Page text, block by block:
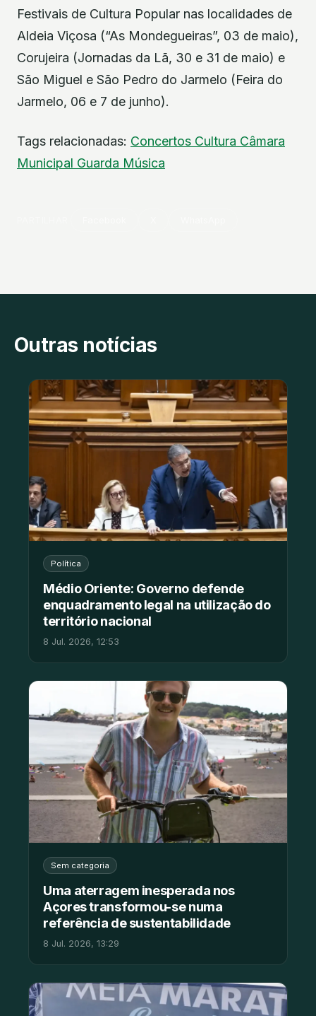
Festivais de Cultura Popular nas localidades de
Aldeia Viçosa (“As Mondegueiras”, 03 de maio),
Corujeira (Jornadas da Lã, 30 e 31 de maio) e
São Miguel e São Pedro do Jarmelo (Feira do
Jarmelo, 06 e 7 de junho).
Tags relacionadas: Concertos Cultura Câmara
Municipal Guarda Música
Outras notícias
Política
Médio Oriente: Governo defende
enquadramento legal na utilização do
território nacional
8 Jul. 2026, 12:53
Sem categoria
Uma aterragem inesperada nos
Açores transformou-se numa
referência de sustentabilidade
8 Jul. 2026, 13:29